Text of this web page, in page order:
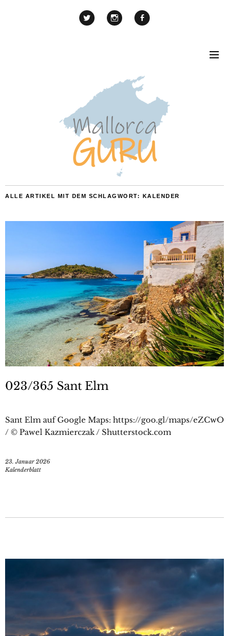
ALLE ARTIKEL MIT DEM SCHLAGWORT: KALENDER
023/365 Sant Elm
Sant Elm auf Google Maps: https://goo.gl/maps/eZCwO
/ © Pawel Kazmierczak / Shutterstock.com
23. Januar 2026
Kalenderblatt